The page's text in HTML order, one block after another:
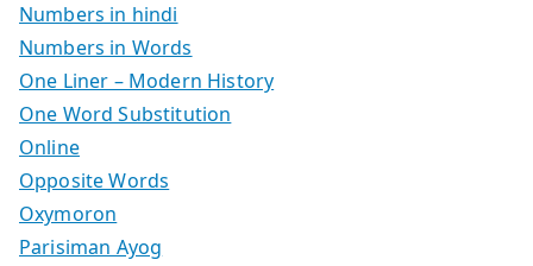
Numbers in hindi
Numbers in Words
One Liner – Modern History
One Word Substitution
Online
Opposite Words
Oxymoron
Parisiman Ayog